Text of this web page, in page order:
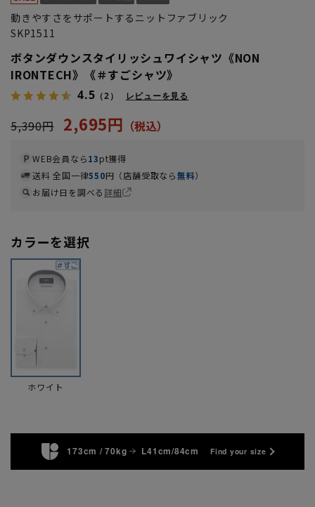
動きやすさをサポートするニットファブリック
SKP1511
ボタンダウンスタイリッシュワイシャツ《NON
IRONTECH》《＃すごシャツ》
4.5 （2） レビューを見る
5,390円 2,695円
WEB会員なら13pt獲得
送料 全国一律550円（店舗受取なら無料）
お届け日を調べる詳細
カラーを選択
ホワイト
173cm / 70kg L41cm/84cm Find your size